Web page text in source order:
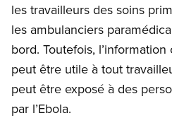
les travailleurs des soins
les ambulanciers
bord. Toutefois,
peut être utile à tout
peut être exposé à des
par l’Ebola.